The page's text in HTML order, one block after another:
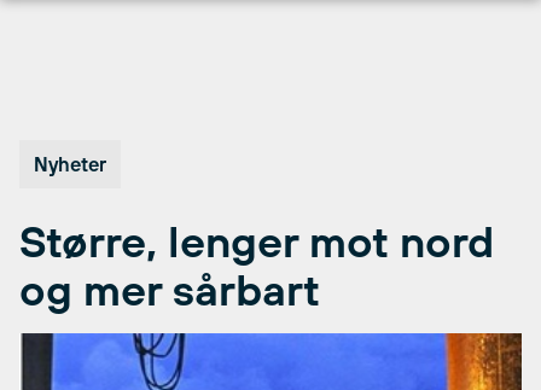
Nyheter
Større, lenger mot nord
og mer sårbart